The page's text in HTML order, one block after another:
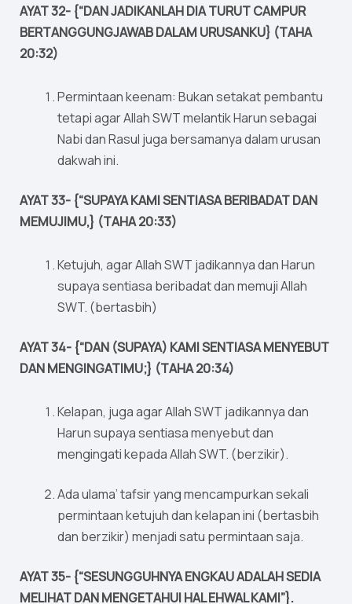
AYAT 32- {“DAN JADIKANLAH DIA TURUT CAMPUR
BERTANGGUNGJAWAB DALAM URUSANKU} (TAHA
20:32)
Permintaan keenam: Bukan setakat pembantu
tetapi agar Allah SWT melantik Harun sebagai
Nabi dan Rasul juga bersamanya dalam urusan
dakwah ini.
AYAT 33- {“SUPAYA KAMI SENTIASA BERIBADAT DAN
MEMUJIMU,} (TAHA 20:33)
Ketujuh, agar Allah SWT jadikannya dan Harun
supaya sentiasa beribadat dan memuji Allah
SWT. (bertasbih)
AYAT 34- {“DAN (SUPAYA) KAMI SENTIASA MENYEBUT
DAN MENGINGATIMU;} (TAHA 20:34)
Kelapan, juga agar Allah SWT jadikannya dan
Harun supaya sentiasa menyebut dan
mengingati kepada Allah SWT. (berzikir).
Ada ulama’ tafsir yang mencampurkan sekali
permintaan ketujuh dan kelapan ini (bertasbih
dan berzikir) menjadi satu permintaan saja.
AYAT 35- {“SESUNGGUHNYA ENGKAU ADALAH SEDIA
MELIHAT DAN MENGETAHUI HAL EHWAL KAMI”}.